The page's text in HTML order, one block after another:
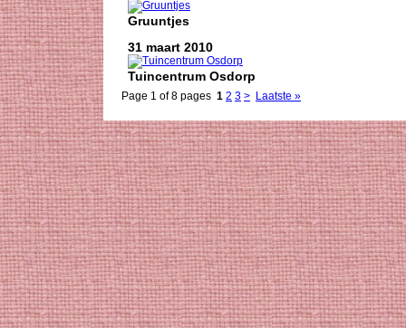
Gruuntjes
31 maart 2010
Tuincentrum Osdorp
Page 1 of 8 pages 1 2 3 > Laatste »